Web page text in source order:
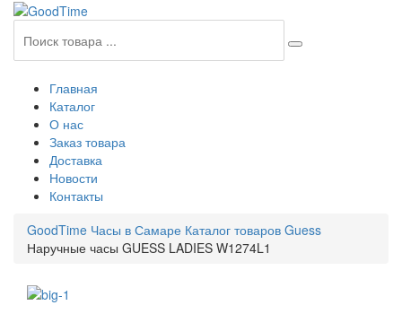
Главная
Каталог
О нас
Заказ товара
Доставка
Новости
Контакты
GoodTime Часы в Самаре Каталог товаров Guess
Наручные часы GUESS LADIES W1274L1